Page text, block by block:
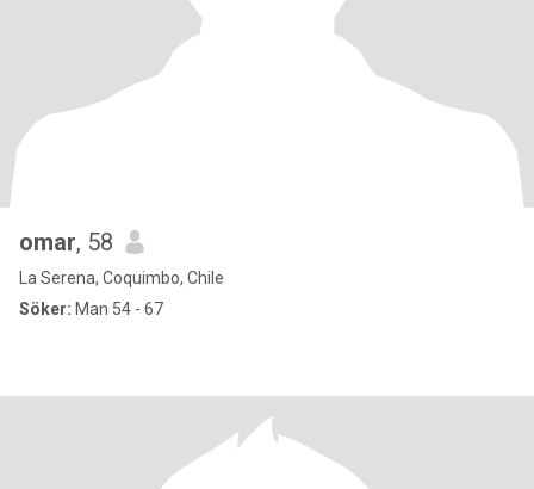
omar, 58
La Serena, Coquimbo, Chile
Söker: Man 54 - 67